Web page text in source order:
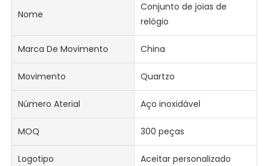
Nome
Conjunto de joias de
relógio
Marca De Movimento China
Movimento Quartzo
Número Aterial Aço inoxidável
MOQ 300 peças
Logotipo Aceitar personalizado